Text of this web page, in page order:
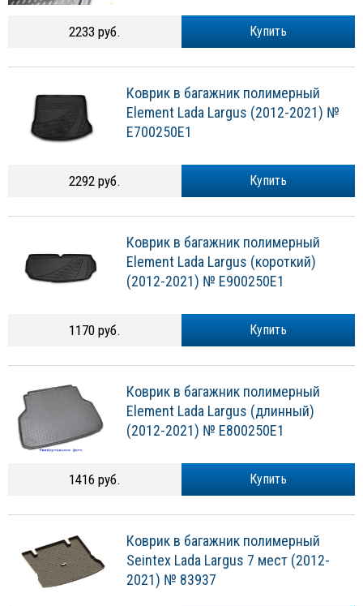
Купить
2233 руб.
Коврик в багажник полимерный
Element Lada Largus (2012-2021) №
E700250E1
Купить
2292 руб.
Коврик в багажник полимерный
Element Lada Largus (короткий)
(2012-2021) № E900250E1
Купить
1170 руб.
Коврик в багажник полимерный
Element Lada Largus (длинный)
(2012-2021) № E800250E1
Купить
1416 руб.
Коврик в багажник полимерный
Seintex Lada Largus 7 мест (2012-
2021) № 83937